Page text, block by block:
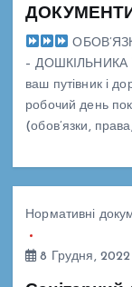
– ДОШКІЛЬНИКА
ваш путівник і
робочий день
(обов’язки,
Нормативні
8 Грудня, 2022